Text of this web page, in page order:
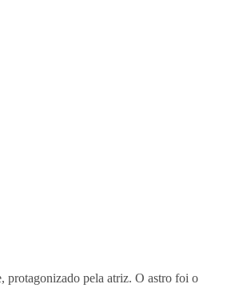
protagonizado pela atriz. O astro foi o